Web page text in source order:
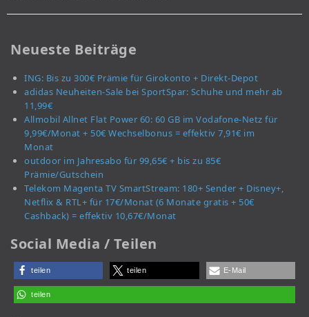
Neueste Beiträge
ING: Bis zu 300€ Prämie für Girokonto + Direkt-Depot
adidas Neuheiten-Sale bei SportSpar: Schuhe und mehr ab
11,99€
Allmobil Allnet Flat Power 60: 60 GB im Vodafone-Netz für
9,99€/Monat + 50€ Wechselbonus = effektiv 7,91€ im
Monat
outdoor im Jahresabo für 99,65€ + bis zu 85€
Prämie/Gutschein
Telekom Magenta TV SmartStream: 180+ Sender + Disney+,
Netflix & RTL+ für 17€/Monat (6 Monate gratis + 50€
Cashback) = effektiv 10,67€/Monat
Social Media / Teilen
teilen teilen E-Mail
teilen